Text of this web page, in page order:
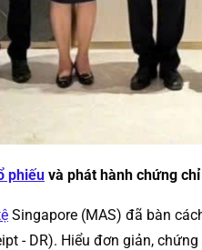
phiếu và phát hành chứng
Singapore (MAS) đã bàn
- DR). Hiểu đơn giản,